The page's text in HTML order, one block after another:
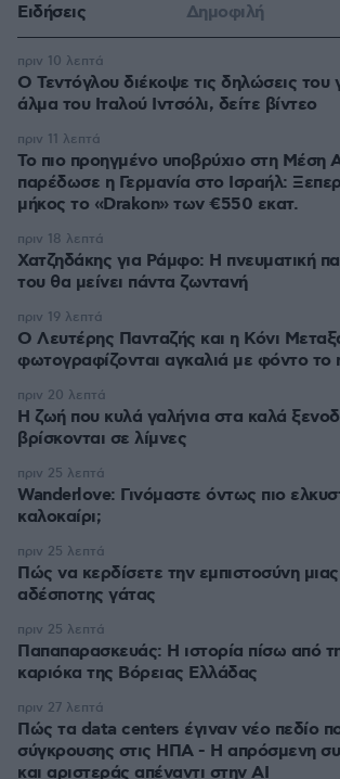
Ειδήσεις Δημοφιλή
Ο Τεντόγλου διέκοψε τις δηλώσεις του
άλμα του Ιταλού Ιντσόλι, δείτε βίντεο
πριν 10 λεπτά
Το πιο προηγμένο υποβρύχιο στη Μέση
παρέδωσε η Γερμανία στο Ισραήλ:
μήκος το «Drakon» των €550 εκατ.
πριν 11 λεπτά
Χατζηδάκης για Ράμφο: Η πνευματική
του θα μείνει πάντα ζωντανή
πριν 18 λεπτά
Ο Λευτέρης Πανταζής και η Κόνι
φωτογραφίζονται αγκαλιά με φόντο το
πριν 19 λεπτά
Η ζωή που κυλά γαλήνια στα καλά
βρίσκονται σε λίμνες
πριν 20 λεπτά
Wanderlove: Γινόμαστε όντως πιο
καλοκαίρι;
πριν 25 λεπτά
Πώς να κερδίσετε την εμπιστοσύνη
αδέσποτης γάτας
πριν 25 λεπτά
Παπαπαρασκευάς: Η ιστορία πίσω από
καριόκα της Βόρειας Ελλάδας
πριν 25 λεπτά
Πώς τα data centers έγιναν νέο πεδίο
σύγκρουσης στις ΗΠΑ - Η απρόσμενη
και αριστεράς απέναντι στην AI
πριν 27 λεπτά